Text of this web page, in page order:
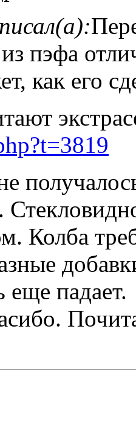
пэфа
как его
Колба
еще падает.